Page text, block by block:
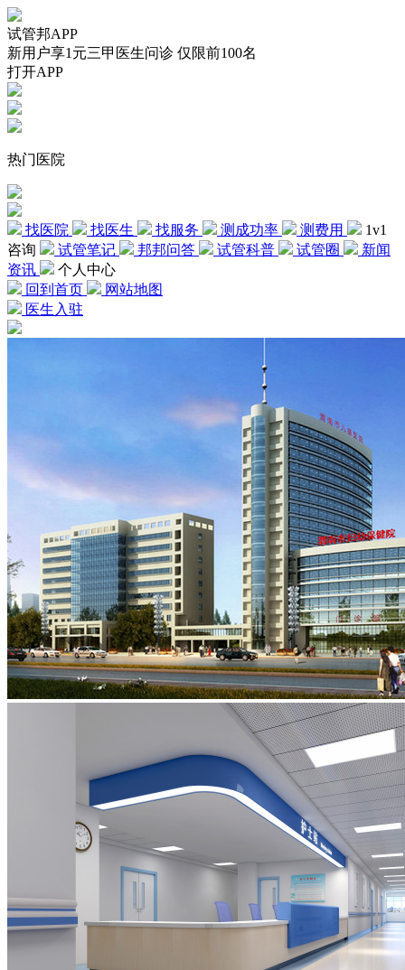
试管邦APP
新用户享1元三甲医生问诊 仅限前100名
打开APP
热门医院
找医院 找医生 找服务 测成功率 测费用
1v1
咨询
试管笔记 邦邦问答 试管科普 试管圈
新闻
资讯
个人中心
回到首页
网站地图
医生入驻